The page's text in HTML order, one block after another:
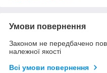
Умови повернення
Законом не передбачено
належної якості
Всі умови повернення